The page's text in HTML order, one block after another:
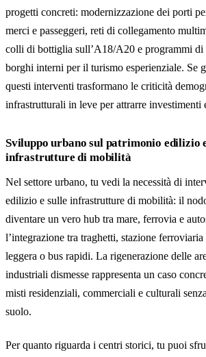
progetti concreti: modernizzazione dei porti
merci e passeggeri, reti di collegamento
colli di bottiglia sull’A18/A20 e programmi di
borghi interni per il turismo esperienziale. Se
questi interventi trasformano le criticità
infrastrutturali in leve per attrarre investimenti
Sviluppo urbano sul patrimonio edilizio
infrastrutture di mobilità
Nel settore urbano, tu vedi la necessità di
edilizio e sulle infrastrutture di mobilità: il
diventare un vero hub tra mare, ferrovia e
l’integrazione tra traghetti, stazione
leggera o bus rapidi. La rigenerazione delle
industriali dismesse rappresenta un caso
misti residenziali, commerciali e culturali
suolo.
Per quanto riguarda i centri storici, tu puoi